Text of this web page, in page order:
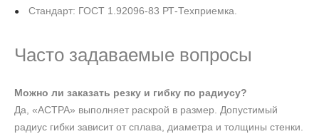
Стандарт: ГОСТ 1.92096-83 РТ-Техприемка.
Часто задаваемые вопросы
Можно ли заказать резку и гибку по радиусу?
Да, «АСТРА» выполняет раскрой в размер. Допустимый
радиус гибки зависит от сплава, диаметра и толщины стенки.